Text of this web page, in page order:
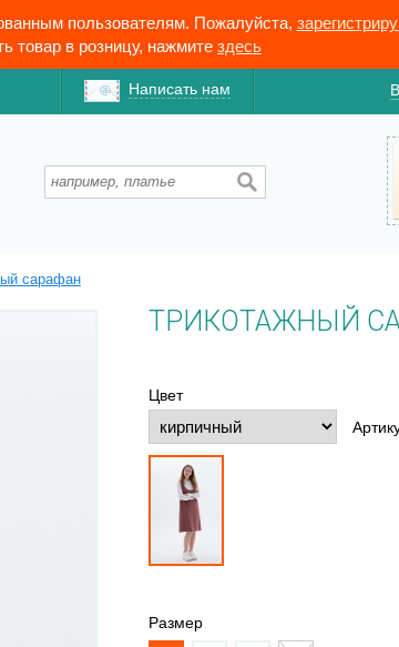
пользователям. Пожалуйста,
товар в розницу, нажмите здесь
Написать нам
сарафан
ТРИКОТАЖНЫЙ
Цвет
Размер